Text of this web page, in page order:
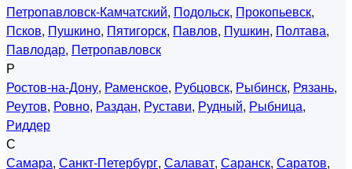
Петропавловск-Камчатский, Подольск, Прокопьевск,
Псков, Пушкино, Пятигорск, Павлов, Пушкин, Полтава,
Павлодар, Петропавловск
Р
Ростов-на-Дону, Раменское, Рубцовск, Рыбинск, Рязань,
Реутов, Ровно, Раздан, Рустави, Рудный, Рыбница,
Риддер
С
Самара, Санкт-Петербург, Салават, Саранск, Саратов,